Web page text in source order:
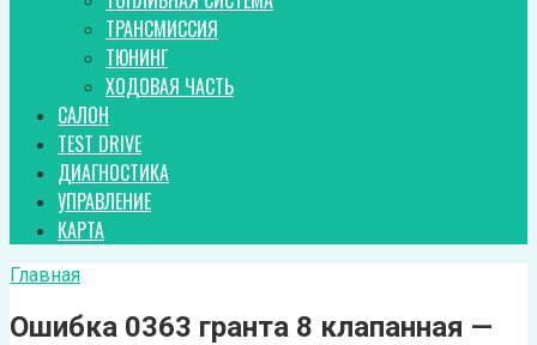
ТРАНСМИССИЯ
ТЮНИНГ
ХОДОВАЯ ЧАСТЬ
САЛОН
TEST DRIVE
ДИАГНОСТИКА
УПРАВЛЕНИЕ
КАРТА
Главная
Ошибка 0363 гранта 8 клапанная —